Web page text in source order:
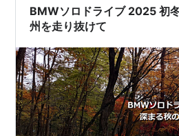
自分も気持ちよく走りたかったの
走ってるとカーブの度によろっと
BMWソロドライブ 2025 初
州を走り抜けて